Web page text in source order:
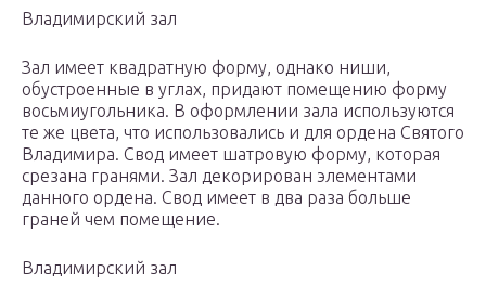
Владимирский зал
Зал имеет квадратную форму, однако ниши,
обустроенные в углах, придают помещению форму
восьмиугольника. В оформлении зала используются
те же цвета, что использовались и для ордена Святого
Владимира. Свод имеет шатровую форму, которая
срезана гранями. Зал декорирован элементами
данного ордена. Свод имеет в два раза больше
граней чем помещение.
Владимирский зал